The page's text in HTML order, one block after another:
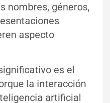
nombres, géneros,
aspecto
es el
la interacción
artificial